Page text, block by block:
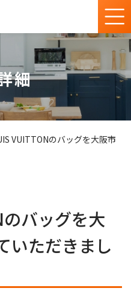
細
VUITTONのバッグを大阪市
バッグを大
いただきまし